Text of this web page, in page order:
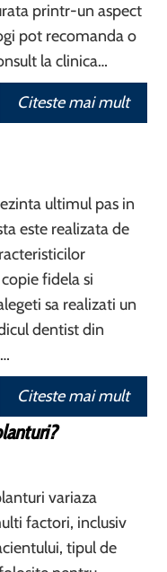
printr-un aspect
pot recomanda o
la clinica…
Citeste mai mult
ultimul pas in
este realizata de
fidela si
sa realizati un
dentist din
Citeste mai mult
variaza
factori, inclusiv
tipul de